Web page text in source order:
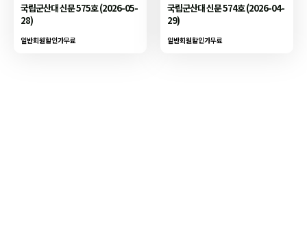
국립군산대 신문 575호 (2026-05-
28)
일반회원할인가무료
국립군산대 신문 574호 (2026-04-
29)
일반회원할인가무료